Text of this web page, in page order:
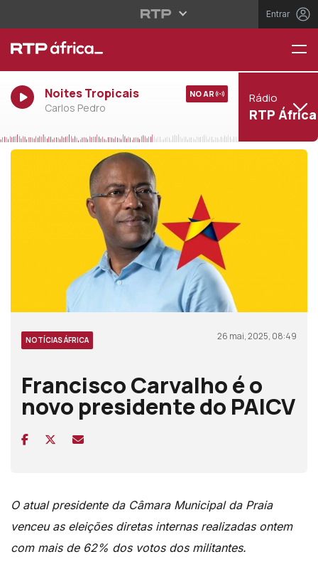
Entrar
Noites Tropicais
Carlos Pedro
NO AR Rádio
RTP África
NOTÍCIAS ÁFRICA 26 mai, 2025, 08:49
Francisco Carvalho é o
novo presidente do PAICV
O atual presidente da Câmara Municipal da Praia
venceu as eleições diretas internas realizadas ontem
com mais de 62% dos votos dos militantes.